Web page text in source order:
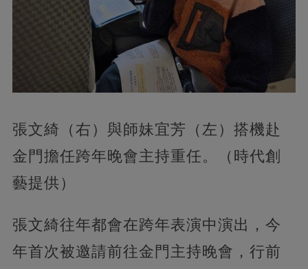
張文綺（右）與師妹宜芳（左）搭機赴
金門擔任跨年晚會主持重任。（時代創
藝提供）
張文綺往年都會在跨年表演中演出，今
年首次被邀請前往金門主持晚會，行前